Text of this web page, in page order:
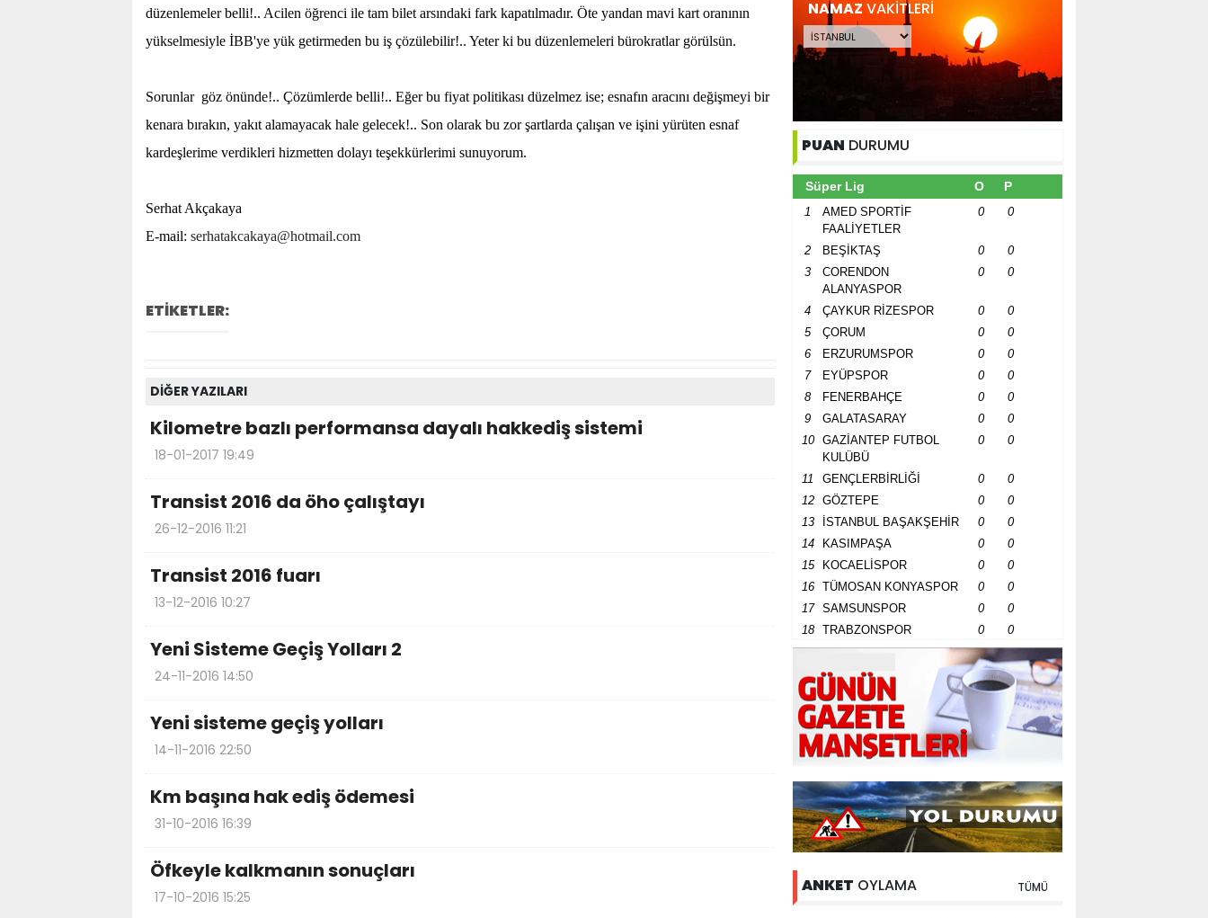
düzenlemeler belli!.. Acilen öğrenci ile tam bilet arsındaki fark kapatılmadır. Öte yandan mavi kart oranının
yükselmesiyle İBB'ye yük getirmeden bu iş çözülebilir!.. Yeter ki bu düzenlemeleri bürokratlar görülsün.
Sorunlar göz önünde!.. Çözümlerde belli!.. Eğer bu fiyat politikası düzelmez ise; esnafın aracını değişmeyi bir
kenara bırakın, yakıt alamayacak hale gelecek!.. Son olarak bu zor şartlarda çalışan ve işini yürüten esnaf
kardeşlerime verdikleri hizmetten dolayı teşekkürlerimi sunuyorum.
Serhat Akçakaya
E-mail: serhatakcakaya@hotmail.com
ETİKETLER:
DİĞER YAZILARI
Kilometre bazlı performansa dayalı hakkediş sistemi
18-01-2017 19:49
Transist 2016 da öho çalıştayı
26-12-2016 11:21
Transist 2016 fuarı
13-12-2016 10:27
Yeni Sisteme Geçiş Yolları 2
24-11-2016 14:50
Yeni sisteme geçiş yolları
14-11-2016 22:50
Km başına hak ediş ödemesi
31-10-2016 16:39
Öfkeyle kalkmanın sonuçları
17-10-2016 15:25
NAMAZ VAKİTLERİ
PUAN DURUMU
Süper Lig O P
1
AMED SPORTİF
FAALİYETLER
0 0
2 BEŞİKTAŞ 0
0
3
CORENDON
ALANYASPOR
0 0
4 ÇAYKUR RİZESPOR 0
0
5
ÇORUM 0
0
6
ERZURUMSPOR 0
0
7
EYÜPSPOR 0
0
8
FENERBAHÇE 0
0
9
GALATASARAY 0
0
10
GAZİANTEP FUTBOL
KULÜBÜ
0 0
11 GENÇLERBİRLİĞİ 0
0
12
GÖZTEPE 0
0
13
İSTANBUL BAŞAKŞEHİR 0
0
14
KASIMPAŞA 0
0
15
KOCAELİSPOR 0
0
16
TÜMOSAN KONYASPOR 0
0
17
SAMSUNSPOR 0
0
18
TRABZONSPOR 0 0
ANKET OYLAMA TÜMÜ